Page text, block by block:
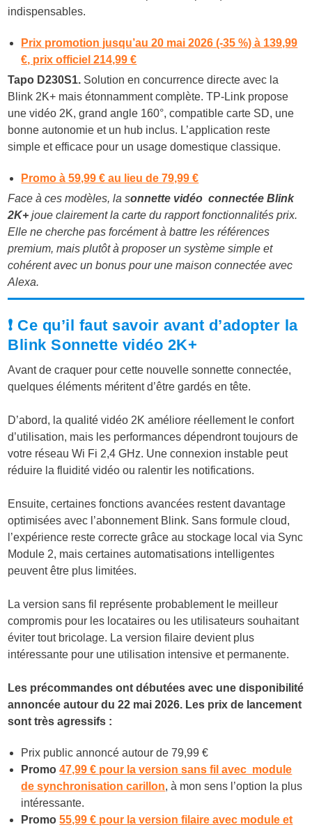
indispensables.
Prix promotion jusqu’au 20 mai 2026 (-35 %) à 139,99
€, prix officiel 214,99 €
Tapo D230S1. Solution en concurrence directe avec la
Blink 2K+ mais étonnamment complète. TP-Link propose
une vidéo 2K, grand angle 160°, compatible carte SD, une
bonne autonomie et un hub inclus. L’application reste
simple et efficace pour un usage domestique classique.
Promo à 59,99 € au lieu de 79,99 €
Face à ces modèles, la sonnette vidéo connectéeBlink
2K+ joue clairement la carte du rapport fonctionnalités prix.
Elle ne cherche pas forcément à battre les références
premium, mais plutôt à proposer un système simple et
cohérent avec un bonus pour une maison connectée avec
Alexa.
❗ Ce qu’il faut savoir avant d’adopter la
Blink Sonnette vidéo 2K+
Avant de craquer pour cette nouvelle sonnette connectée,
quelques éléments méritent d’être gardés en tête.
D’abord, la qualité vidéo 2K améliore réellement le confort
d’utilisation, mais les performances dépendront toujours de
votre réseau Wi Fi 2,4 GHz. Une connexion instable peut
réduire la fluidité vidéo ou ralentir les notifications.
Ensuite, certaines fonctions avancées restent davantage
optimisées avec l’abonnement Blink. Sans formule cloud,
l’expérience reste correcte grâce au stockage local via Sync
Module 2, mais certaines automatisations intelligentes
peuvent être plus limitées.
La version sans fil représente probablement le meilleur
compromis pour les locataires ou les utilisateurs souhaitant
éviter tout bricolage. La version filaire devient plus
intéressante pour une utilisation intensive et permanente.
Les précommandes ont débutées avec une disponibilité
annoncée autour du 22 mai 2026. Les prix de lancement
sont très agressifs :
Prix public annoncé autour de 79,99 €
Promo 47,99 € pour la version sans fil avec module
de synchronisation carillon, à mon sens l’option la plus
intéressante.
Promo55,99 € pour la version filaire avec module et